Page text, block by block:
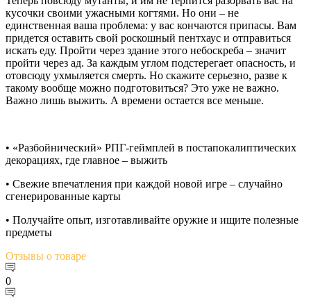
кусочки своими ужасными когтями. Но они – не
единственная ваша проблема: у вас кончаются припасы. Вам
придется оставить свой роскошный пентхаус и отправиться
искать еду. Пройти через здание этого небоскреба – значит
пройти через ад. За каждым углом подстерегает опасность, и
отовсюду ухмыляется смерть. Но скажите серьезно, разве к
такому вообще можно подготовиться? Это уже не важно.
Важно лишь выжить. А времени остается все меньше.
• «Разбойнический» РПГ-геймплей в постапокалиптических
декорациях, где главное – выжить
• Свежие впечатления при каждой новой игре – случайно
сгенерированные карты
• Получайте опыт, изготавливайте оружие и ищите полезные
предметы
Отзывы о товаре
0